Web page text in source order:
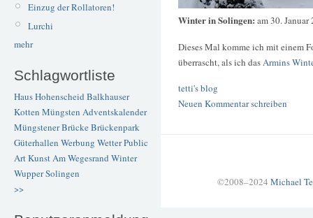
Einzug der Rollatoren!
Lurchi
mehr
Schlagwortliste
Haus Hohenscheid Balkhauser
Kotten Müngsten Adventskalender
Müngstener BrückeBrückenpark
Güterhallen Werbung WetterPublic
ArtKunstAm Wegesrand Winter
WupperSolingen
>>
Winter in Solingen: am 30. Januar
Dieses Mal komme ich mit einem
überrascht, als ich dasArmins
tetti's blog
Neuen Kommentar schreiben
©2008–2024 Michael